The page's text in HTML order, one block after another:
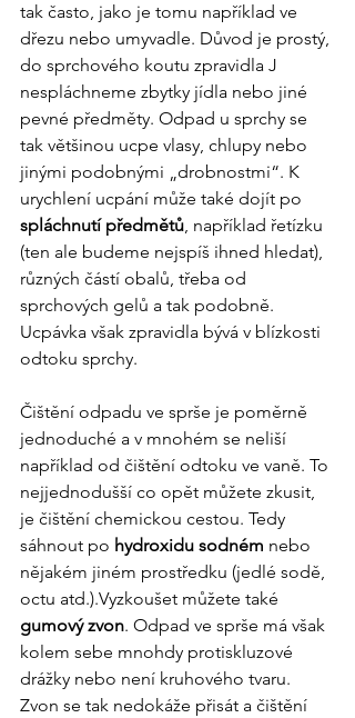
tak často, jako je tomu například ve
dřezu nebo umyvadle. Důvod je prostý,
do sprchového koutu zpravidla J
nespláchneme zbytky jídla nebo jiné
pevné předměty. Odpad u sprchy se
tak většinou ucpe vlasy, chlupy nebo
jinými podobnými „drobnostmi“. K
urychlení ucpání může také dojít po
spláchnutí předmětů, například řetízku
(ten ale budeme nejspíš ihned hledat),
různých částí obalů, třeba od
sprchových gelů a tak podobně.
Ucpávka však zpravidla bývá v blízkosti
odtoku sprchy.
Čištění odpadu ve sprše je poměrně
jednoduché a v mnohém se neliší
například od čištění odtoku ve vaně. To
nejjednodušší co opět můžete zkusit,
je čištění chemickou cestou. Tedy
sáhnout po hydroxidu sodném nebo
nějakém jiném prostředku (jedlé sodě,
octu atd.).Vyzkoušet můžete také
gumový zvon. Odpad ve sprše má však
kolem sebe mnohdy protiskluzové
drážky nebo není kruhového tvaru.
Zvon se tak nedokáže přisát a čištění